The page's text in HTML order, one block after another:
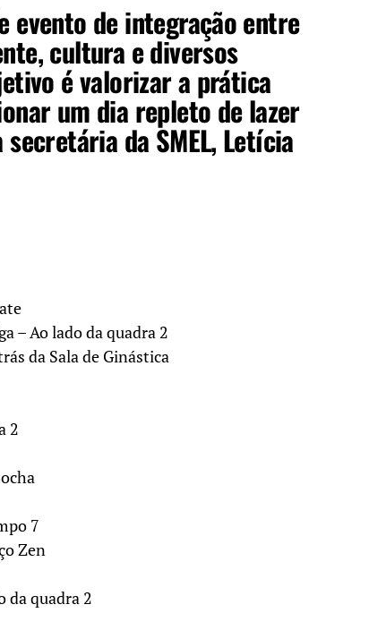
evento de integração entre
cultura e diversos
é valorizar a prática
um dia repleto de lazer
da SMEL, Letícia
– Ao lado da quadra 2
da Sala de Ginástica
2
7
Zen
da quadra 2